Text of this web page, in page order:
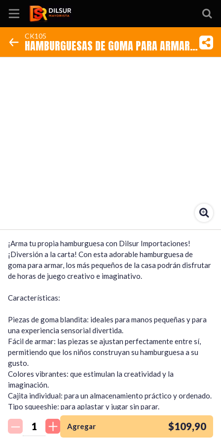
Inicio
¡Quiero una
tienda así para mi
emprendimiento!
CK105
HAMBURGUESAS DE GOMA PARA ARMAR
(Código: CK105)
¡Arma tu propia hamburguesa con Dilsur Importaciones!
¡Diversión a la carta! Con esta adorable hamburguesa de
goma para armar, los más pequeños de la casa podrán disfrutar
de horas de juego creativo e imaginativo.
Características:
Piezas de goma blandita: ideales para manos pequeñas y para
una experiencia sensorial divertida.
Fácil de armar: las piezas se ajustan perfectamente entre sí,
permitiendo que los niños construyan su hamburguesa a su
gusto.
Colores vibrantes: que estimulan la creatividad y la
imaginación.
Cajita individual: para un almacenamiento práctico y ordenado.
Tipo squeeshie: para aplastar y jugar sin parar.
¡Un regalo perfecto para:
Cumpleaños
Agregar $109,90